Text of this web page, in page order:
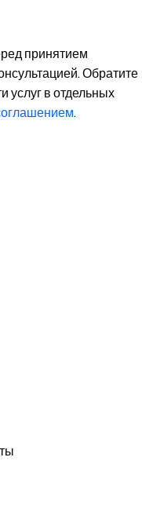
принятием
Обратите
услуг в отдельных
.